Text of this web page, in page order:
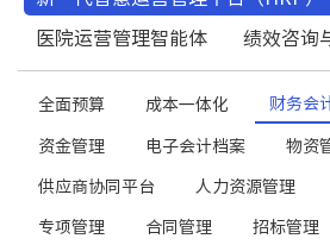
医院运营管理智能体 绩效咨询
全面预算 成本一体化 财务会
资金管理 电子会计档案 物资
供应商协同平台 人力资源管理
专项管理 合同管理 招标管理